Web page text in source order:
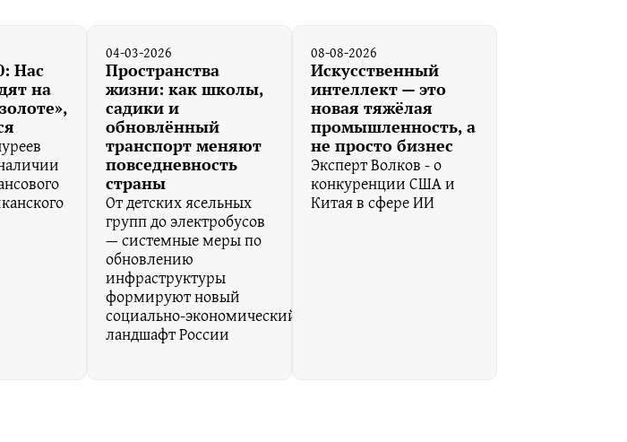
Нас
на
04-03-2026
Пространства
жизни: как школы,
садики и
обновлённый
транспорт меняют
повседневность
страны
От детских ясельных
групп до электробусов
— системные меры по
обновлению
инфраструктуры
формируют новый
социально‑экономический
ландшафт России
08-08-2026
Искусственный
интеллект — это
новая тяжёлая
промышленность, а
не просто бизнес
Эксперт Волков - о
конкуренции США и
Китая в сфере ИИ